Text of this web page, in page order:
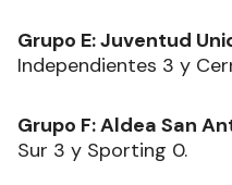
Grupo E: Juventud
Independientes 3 y
Grupo F: Aldea San
Sur 3 y Sporting 0.